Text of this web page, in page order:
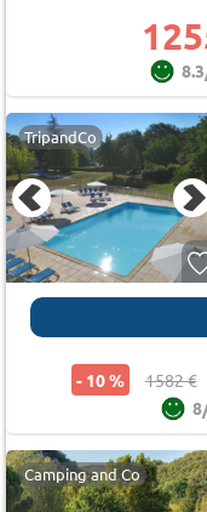
TripandCo
- 10 % 1582 €
Camping and Co